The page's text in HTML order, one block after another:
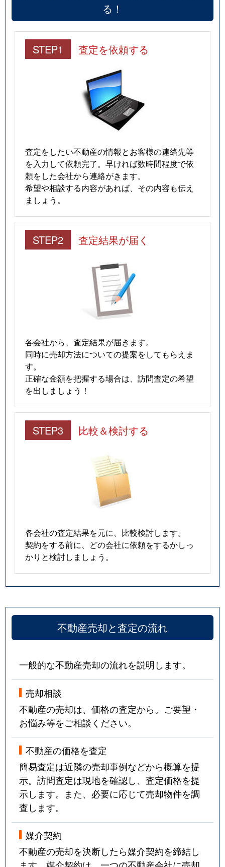
る！
STEP1 査定を依頼する
査定をしたい不動産の情報とお客様の連絡先等
を入力して依頼完了。早ければ数時間程度で依
頼をした会社から連絡がきます。
希望や相談する内容があれば、その内容も伝え
ましょう。
STEP2 査定結果が届く
各会社から、査定結果が届きます。
同時に売却方法についての提案をしてもらえま
す。
正確な金額を把握する場合は、訪問査定の希望
を出しましょう！
STEP3 比較＆検討する
各会社の査定結果を元に、比較検討します。
契約をする前に、どの会社に依頼をするかしっ
かりと検討しましょう。
不動産売却と査定の流れ
一般的な不動産売却の流れを説明します。
売却相談
不動産の売却は、価格の査定から。ご要望・
お悩み等をご相談ください。
不動産の価格を査定
簡易査定は近隣の売却事例などから概算を提
示。訪問査定は現地を確認し、査定価格を提
示します。また、必要に応じて売却物件を調
査します。
媒介契約
不動産の売却を決断したら媒介契約を締結し